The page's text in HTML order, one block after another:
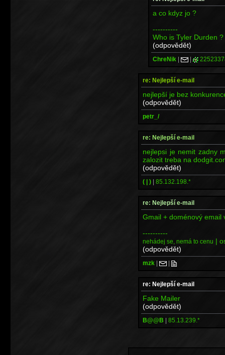
a co kdyz jo ?
----------
Who is Tyler Durden ?
(odpovědět)
ChreNik | |
re: Nejlepší e-mail
nejlepší je bez
(odpovědět)
petr_/
re: Nejlepší e-mail
nejlepsi je nemit zadny
zalozit treba na
(odpovědět)
( | ) | 85.132.198.*
re: Nejlepší e-mail
Gmail + doménový email
----------
nehádej se, nemá to cenu |
(odpovědět)
mzk | |
re: Nejlepší e-mail
Fake Mailer
(odpovědět)
B@@B | 85.13.239.*